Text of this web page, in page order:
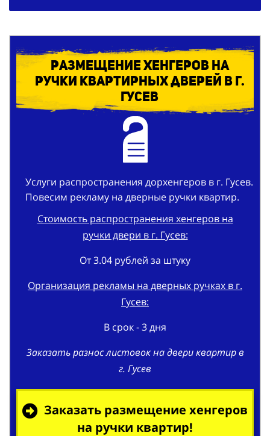
Размещение хенгеров на
ручки квартирных дверей в г.
Гусев
Услуги распространения дорхенгеров в г. Гусев.
Повесим рекламу на дверные ручки квартир.
Стоимость распространения хенгеров на
ручки двери в г. Гусев:
От 3.04 рублей за штуку
Организация рекламы на дверных ручках в г.
Гусев:
В срок - 3 дня
Заказать разнос листовок на двери квартир в
г. Гусев
Заказать размещение хенгеров
на ручки квартир!